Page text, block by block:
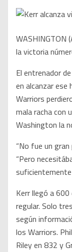
WASHINGTON
la victoria
El entrenador
en alcanzar ese
Warriors
mala racha con
Washington la
“No fue un
“Pero
suficientemente
Kerr llegó a
regular. Solo
según
los Warriors.
Riley en 832 y